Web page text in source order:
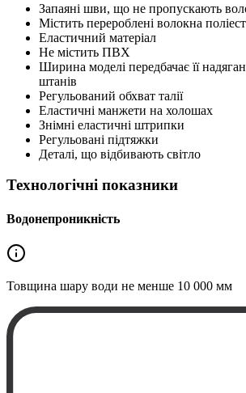
Запаяні шви, що не пропускають
Містить перероблені волокна
Еластичний матеріал
Не містить ПВХ
Ширина моделі передбачає її
штанів
Регульований обхват талії
Еластичні манжети на холошах
Знімні еластичні штрипки
Регульовані підтяжки
Деталі, що відбивають світло
Технологічні показники
Водонепроникність
Товщина шару води не менше 10 000 мм